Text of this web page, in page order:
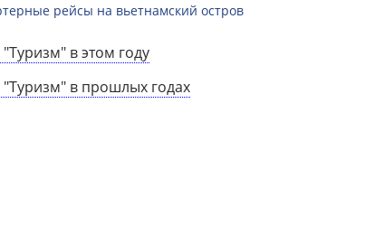
рейсы на вьетнамский остров
в этом году
в прошлых годах